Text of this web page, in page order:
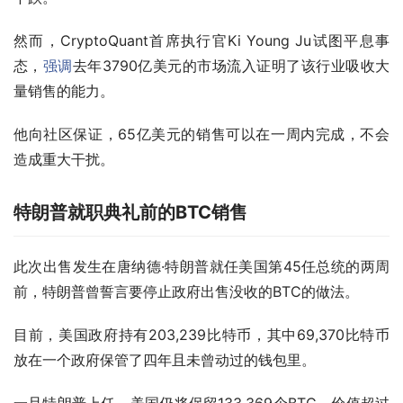
然而，CryptoQuant首席执行官Ki Young Ju试图平息事
态， 强调去年3790亿美元的市场流入证明了该行业吸收大
量销售的能力。
他向社区保证，65亿美元的销售可以在一周内完成，不会
造成重大干扰。
特朗普就职典礼前的BTC销售
此次出售发生在唐纳德·特朗普就任美国第45任总统的两周
前，特朗普曾誓言要停止政府出售没收的BTC的做法。
目前，美国政府持有203,239比特币，其中69,370比特币
放在一个政府保管了四年且未曾动过的钱包里。